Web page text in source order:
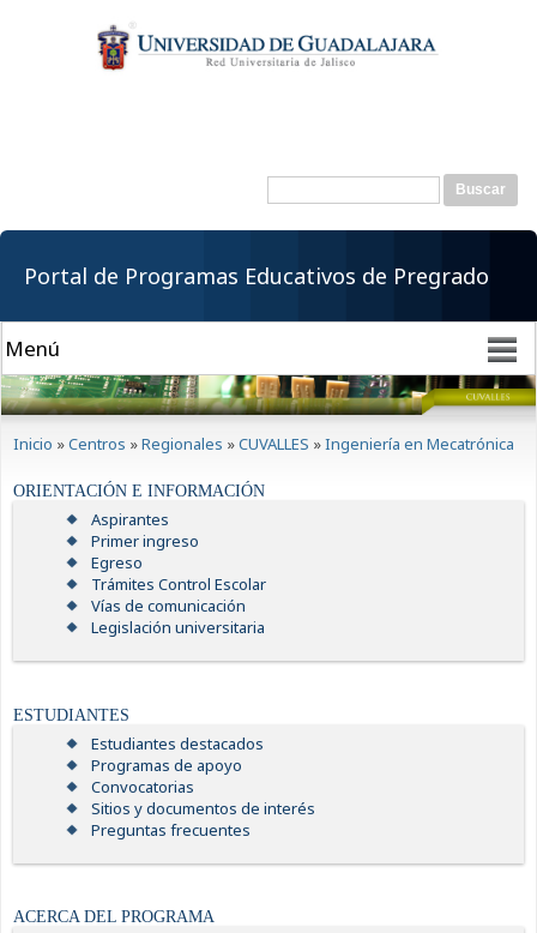
contenido
principal
Formulario de
Buscar
Portal de Programas Educativos de Pregrado
Inicio »Centros »Regionales »CUVALLES »Ingeniería en Mecatrónica
ORIENTACIÓN E INFORMACIÓN
Aspirantes
Primer ingreso
Egreso
Trámites Control Escolar
Vías de comunicación
Legislación universitaria
ESTUDIANTES
Estudiantes destacados
Programas de apoyo
Convocatorias
Sitios y documentos de interés
Preguntas frecuentes
ACERCA DEL PROGRAMA